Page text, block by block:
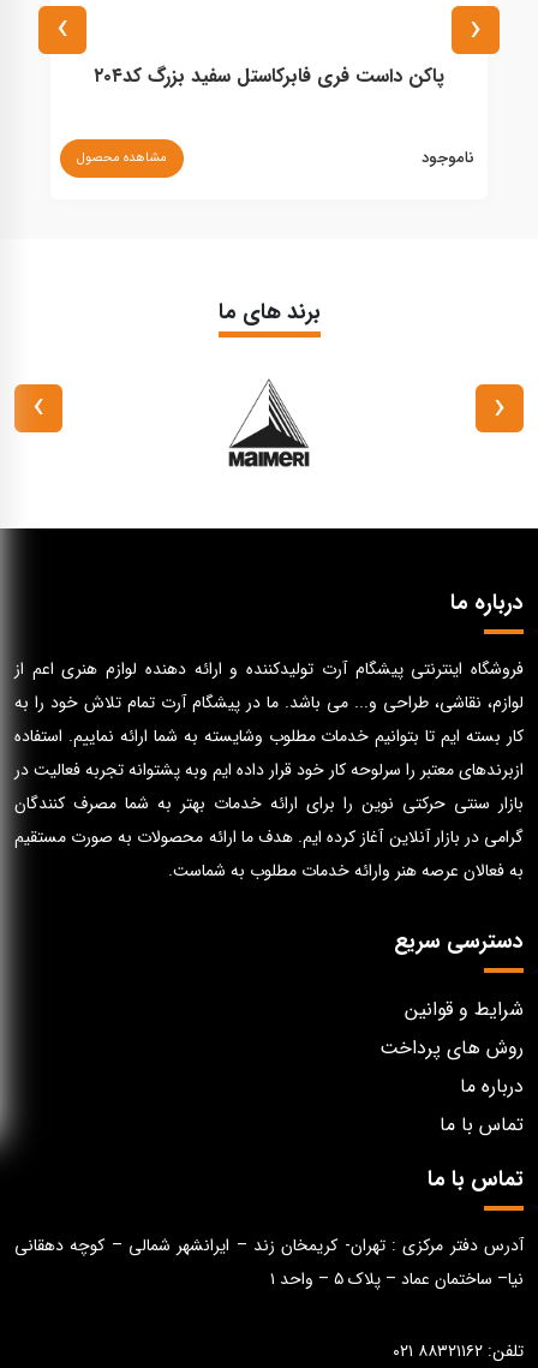
پاکن داست فری فابرکاستل سفید بزرگ کد۲۰۴
ناموجود مشاهده محصول
‹
›
برند های ما
‹
›
درباره ما
فروشگاه اینترنتی پیشگام آرت تولیدکننده و ارائه دهنده لوازم هنری اعم از
لوازم، نقاشی، طراحی و... می باشد. ما در پیشگام آرت تمام تلاش خود را به
کار بسته ایم تا بتوانیم خدمات مطلوب وشایسته به شما ارائه نماییم. استفاده
ازبرندهای معتبر را سرلوحه کار خود قرار داده ایم وبه پشتوانه تجربه فعالیت در
بازار سنتی حرکتی نوین را برای ارائه خدمات بهتر به شما مصرف کنندگان
گرامی در بازار آنلاین آغاز کرده ایم. هدف ما ارائه محصولات به صورت مستقیم
به فعالان عرصه هنر وارائه خدمات مطلوب به شماست.
دسترسی سریع
شرایط و قوانین
روش های پرداخت
درباره ما
تماس با ما
تماس با ما
آدرس دفتر مرکزی : تهران- کریمخان زند – ایرانشهر شمالی – کوچه دهقانی
نیا– ساختمان عماد – پلاک ۵ – واحد ۱
تلفن: ۸۸۳۲۱۱۶۲ ۰۲۱